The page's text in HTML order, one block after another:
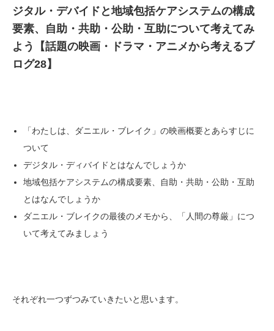
ジタル・デバイドと地域包括ケアシステムの構成
要素、自助・共助・公助・互助について考えてみ
よう【話題の映画・ドラマ・アニメから考えるブ
ログ28】
「わたしは、ダニエル・ブレイク」の映画概要とあらすじに
ついて
デジタル・ディバイドとはなんでしょうか
地域包括ケアシステムの構成要素、自助・共助・公助・互助
とはなんでしょうか
ダニエル・ブレイクの最後のメモから、「人間の尊厳」につ
いて考えてみましょう
それぞれ一つずつみていきたいと思います。